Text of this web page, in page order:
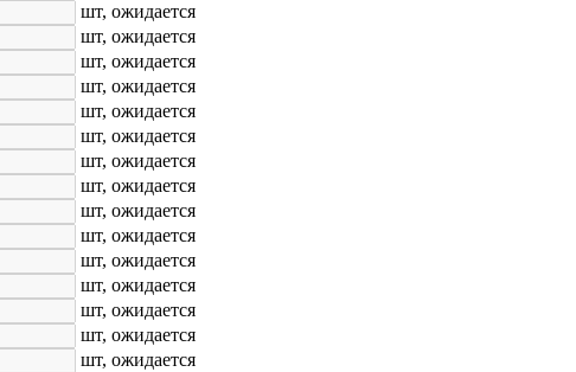
шт, ожидается
шт, ожидается
шт, ожидается
шт, ожидается
шт, ожидается
шт, ожидается
шт, ожидается
шт, ожидается
шт, ожидается
шт, ожидается
шт, ожидается
шт, ожидается
шт, ожидается
шт, ожидается
шт, ожидается